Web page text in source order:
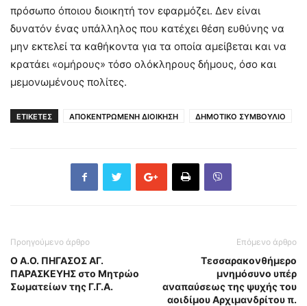
πρόσωπο όποιου διοικητή τον εφαρμόζει. Δεν είναι
δυνατόν ένας υπάλληλος που κατέχει θέση ευθύνης να
μην εκτελεί τα καθήκοντα για τα οποία αμείβεται και να
κρατάει «ομήρους» τόσο ολόκληρους δήμους, όσο και
μεμονωμένους πολίτες.
ΕΤΙΚΕΤΕΣ ΑΠΟΚΕΝΤΡΩΜΕΝΗ ΔΙΟΙΚΗΣΗ ΔΗΜΟΤΙΚΟ ΣΥΜΒΟΥΛΙΟ
Προηγούμενο άρθρο
Ο Α.Ο. ΠΗΓΑΣΟΣ ΑΓ.
ΠΑΡΑΣΚΕΥΗΣ στο Μητρώο
Σωματείων της Γ.Γ.Α.
Επόμενο άρθρο
Τεσσαρακονθήμερο
μνημόσυνο υπέρ
αναπαύσεως της ψυχής του
αοιδίμου Αρχιμανδρίτου π.